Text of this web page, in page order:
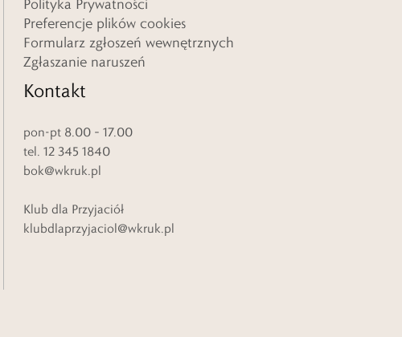
Polityka Prywatności
Preferencje plików cookies
Formularz zgłoszeń wewnętrznych
Zgłaszanie naruszeń
Kontakt
pon-pt 8.00 – 17.00
tel. 12 345 1840
bok@wkruk.pl
Klub dla Przyjaciół
klubdlaprzyjaciol@wkruk.pl